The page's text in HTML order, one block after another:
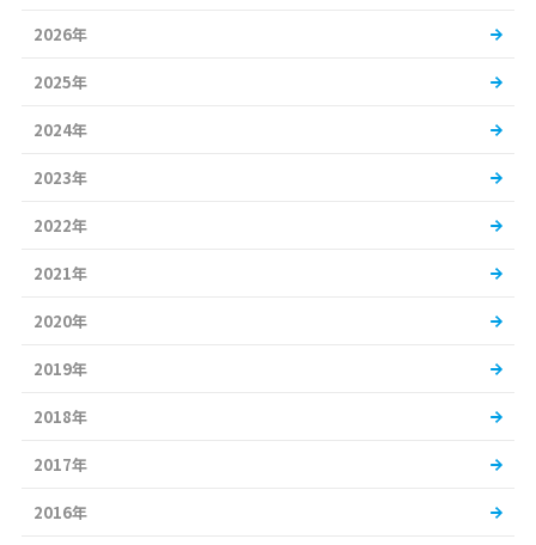
2026年
2025年
2024年
2023年
2022年
2021年
2020年
2019年
2018年
2017年
2016年